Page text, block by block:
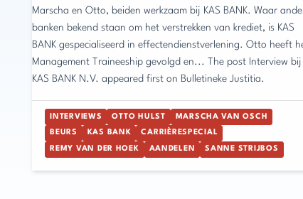
Marscha en Otto, beiden werkzaam bij KAS BANK. Waar
banken bekend staan om het verstrekken van krediet, is KAS
BANK gespecialiseerd in effectendienstverlening. Otto heeft
Management Traineeship gevolgd en... The post Interview bij
KAS BANK N.V. appeared first on Bulletineke Justitia.
INTERVIEWS OTTO HULST MARSCHA VAN OSCH
BEURS KAS BANK CARRIÈRESPECIAL
REMY VAN DER HOEK AANDELEN SANNE STRIJBOS